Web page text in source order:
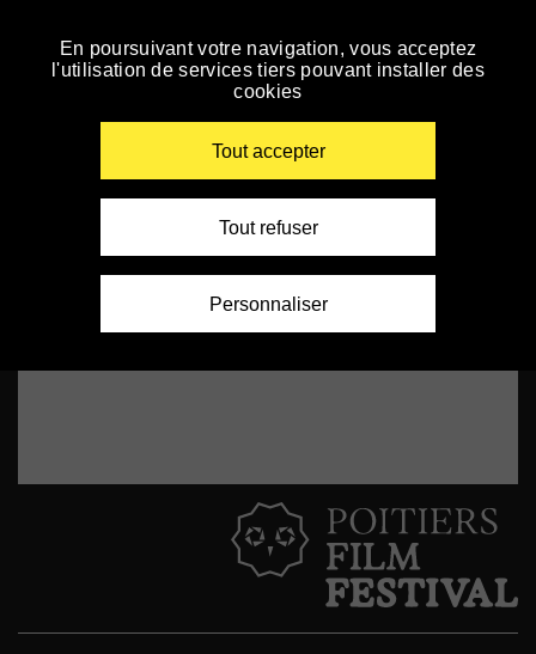
Skip
toFilming Adolescence
En poursuivant votre navigation, vous acceptez
l'utilisation de services tiers pouvant installer des
cookies
Tout accepter
Tout refuser
Personnaliser